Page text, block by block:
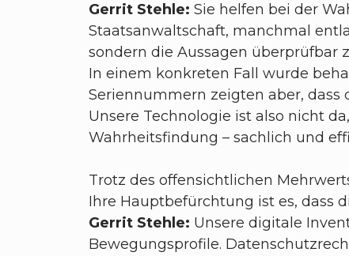
Gerrit Stehle: Sie helfen bei der
Staatsanwaltschaft, manchmal
sondern die Aussagen überprüfbar
In einem konkreten Fall wurde
Seriennummern zeigten aber, dass
Unsere Technologie ist also nicht
Wahrheitsfindung – sachlich und
Trotz des offensichtlichen
Ihre Hauptbefürchtung ist es, dass
Gerrit Stehle: Unsere digitale
Bewegungsprofile.